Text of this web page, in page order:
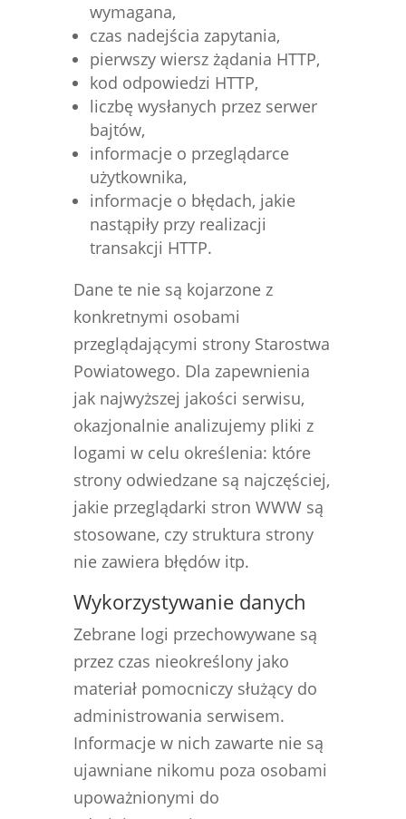
wymagana,
czas nadejścia zapytania,
pierwszy wiersz żądania HTTP,
kod odpowiedzi HTTP,
liczbę wysłanych przez serwer
bajtów,
informacje o przeglądarce
użytkownika,
informacje o błędach, jakie
nastąpiły przy realizacji
transakcji HTTP.
Dane te nie są kojarzone z
konkretnymi osobami
przeglądającymi strony Starostwa
Powiatowego. Dla zapewnienia
jak najwyższej jakości serwisu,
okazjonalnie analizujemy pliki z
logami w celu określenia: które
strony odwiedzane są najczęściej,
jakie przeglądarki stron WWW są
stosowane, czy struktura strony
nie zawiera błędów itp.
Wykorzystywanie danych
Zebrane logi przechowywane są
przez czas nieokreślony jako
materiał pomocniczy służący do
administrowania serwisem.
Informacje w nich zawarte nie są
ujawniane nikomu poza osobami
upoważnionymi do